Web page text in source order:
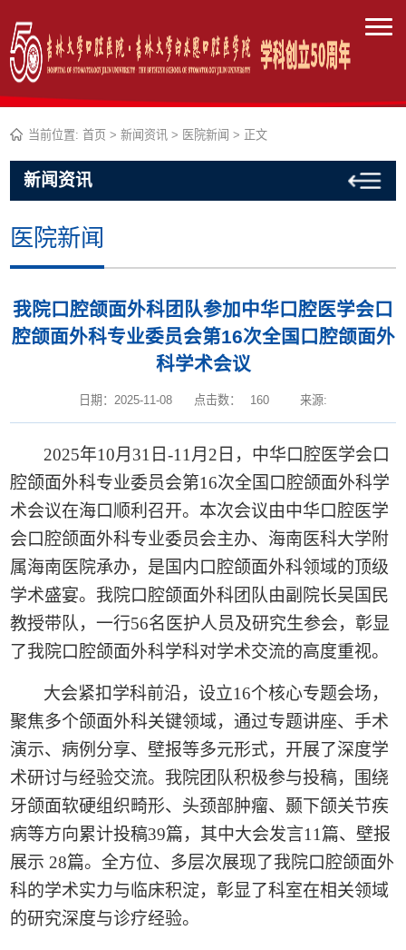
当前位置:首页 >新闻资讯 > 医院新闻 > 正文
新闻资讯
医院新闻
我院口腔颌面外科团队参加中华口腔医学会口
腔颌面外科专业委员会第16次全国口腔颌面外
科学术会议
日期：2025-11-08 点击数： 160 来源:
2025年10月 31 日-11 月 2 日，中华口腔医学会口
腔颌面外科专业委员会第16次全国口腔颌面外科学
术会议在海口顺利召开。本次会议由中华口腔医学
会口腔颌面外科专业委员会主办、海南医科大学附
属海南医院承办，是国内口腔颌面外科领域的顶级
学术盛宴。我院口腔颌面外科团队由副院长吴国民
教授带队，一行56名医护人员及研究生参会，彰显
了我院口腔颌面外科学科对学术交流的高度重视。
大会紧扣学科前沿，设立16个核心专题会场，
聚焦多个颌面外科关键领域，通过专题讲座、手术
演示、病例分享、壁报等多元形式，开展了深度学
术研讨与经验交流。我院团队积极参与投稿，围绕
牙颌面软硬组织畸形、头颈部肿瘤、颞下颌关节疾
病等方向累计投稿39篇，其中大会发言11篇、壁报
展示 28篇。全方位、多层次展现了我院口腔颌面外
科的学术实力与临床积淀，彰显了科室在相关领域
的研究深度与诊疗经验。